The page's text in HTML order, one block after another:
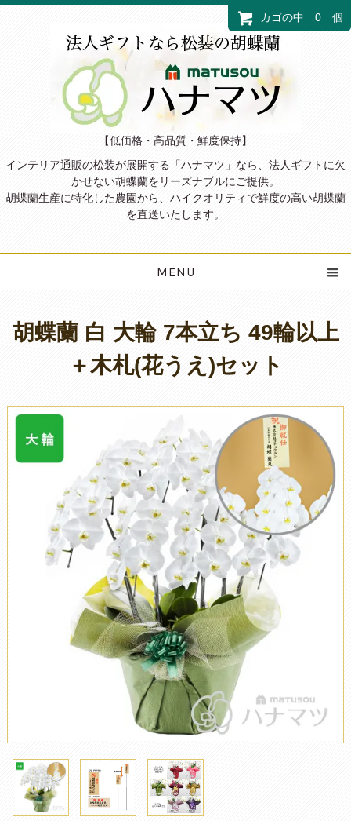
カゴの中 0 個
【低価格・高品質・鮮度保持】
インテリア通販の松装が展開する「ハナマツ」なら、法人ギフトに欠
かせない胡蝶蘭をリーズナブルにご提供。
胡蝶蘭生産に特化した農園から、ハイクオリティで鮮度の高い胡蝶蘭
を直送いたします。
MENU
胡蝶蘭 白 大輪 7本立ち 49輪以上
＋木札(花うえ)セット